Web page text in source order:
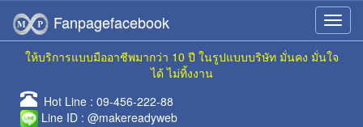
Fanpagefacebook
ให้บริการแบบมืออาชีพมากว่า 10 ปี ในรูปแบบบริษัท มั่นคง มั่นใจ
ได้ ไม่ทิ้งงาน
Hot Line : 09-456-222-88
Line ID : @makereadyweb